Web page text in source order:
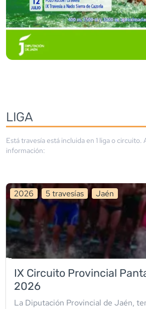
LIGA
Está travesía está incluida en 1 liga o circuito.
información:
2026 5travesías Jaén
IX Circuito Provincial
2026
La Diputación Provincial de Jaén,